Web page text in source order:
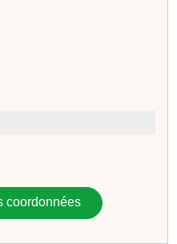
coordonnées